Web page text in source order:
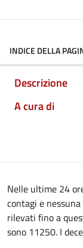
INDICE DELLA
Descrizione
A cura di
Nelle ultime 24
contagi e
rilevati fino a
sono 11250. I